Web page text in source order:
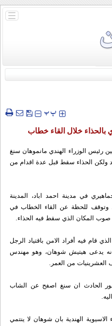
باز
‍‍‍ پپ
بالحذاء خلال القاء خطاب
رئيس الوزراء الهندي مانموهان سنغ
ولكن الحذاء سقط قبل عدة اقدام من
في مدينة احمد اباد، المدينة
وتوقف للحظة عن القاء الخطاب في
صوب المكان الذي سقط فيه الحذاء.
قام فيه أفراد الامن باقتياد الرجل
يدعى هيتيش شوهان، وهو مهندس
العشرينيات من العمر.
الحادث ان سنغ اصفح عن الشاب
الهندية بان شوهان لا ينتمي